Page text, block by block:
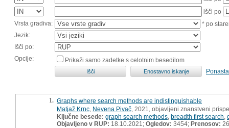
išči po
Vrsta gradiva:
* po
Jezik:
Išči po:
Opcije:
Prikaži samo zadetke s celotnim besedilom
1. Graphs where search methods are indistinguishable
Matjaž Krnc Nevena Pivač , 2021, objavljeni znanstveni
Ključne besede: graph search methods breadth first search
Objavljeno v RUP: 18.10.2021; Ogledov: 3454; Prenosov: 26